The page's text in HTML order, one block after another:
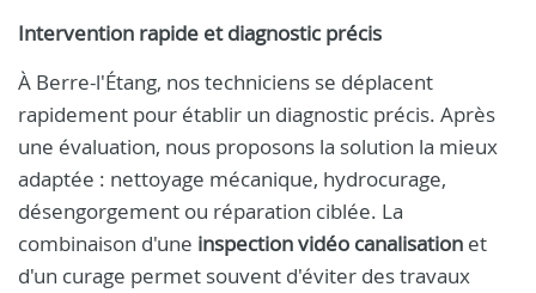
Intervention rapide et diagnostic précis
À Berre-l'Étang, nos techniciens se déplacent
rapidement pour établir un diagnostic précis. Après
une évaluation, nous proposons la solution la mieux
adaptée : nettoyage mécanique, hydrocurage,
désengorgement ou réparation ciblée. La
combinaison d'une inspection vidéo canalisation et
d'un curage permet souvent d'éviter des travaux